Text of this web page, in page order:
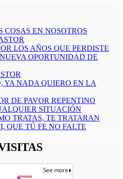
EN NOSOTROS
LOS AÑOS QUE PERDISTE
OPORTUNIDAD DE
YA NADA QUIERO EN LA
DE PAVOR REPENTINO
SITUACIÓN
TRATAS, TE TRATARAN
QUE TÚ FE NO FALTE